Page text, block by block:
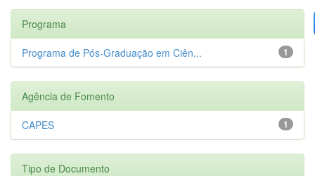
Programa
1
Programa de Pós-Graduação em Ciên...
Agência de Fomento
1
CAPES
Tipo de Documento